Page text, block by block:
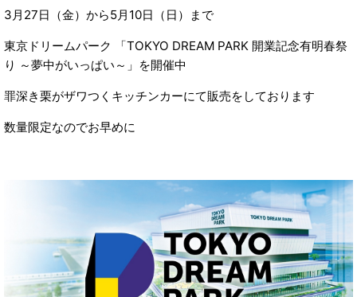
3月27日（金）から5月10日（日）まで
東京ドリームパーク 「TOKYO DREAM PARK 開業記念有明春祭
り ～夢中がいっぱい～」を開催中
罪深き栗がザワつくキッチンカーにて販売をしております
数量限定なのでお早めに